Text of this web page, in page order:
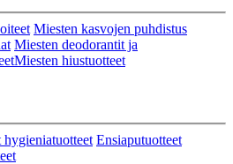
Miesten kasvojen puhdistus
Miesten deodorantit ja
Miesten hiustuotteet
Ensiaputuotteet